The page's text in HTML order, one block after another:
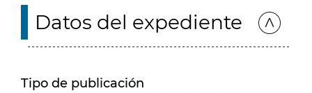
Datos del expediente
Tipo de publicación